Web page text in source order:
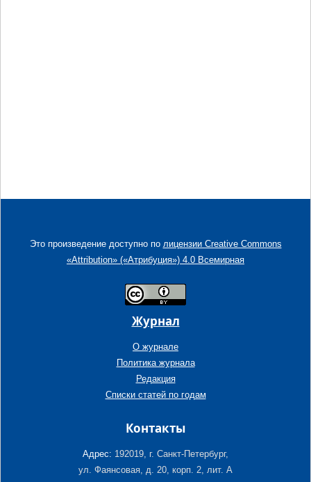
Это произведение доступно по лицензии Creative Commons
«Attribution» («Атрибуция») 4.0 Всемирная
Журнал
О журнале
Политика журнала
Редакция
Списки статей по годам
Контакты
Адрес: 192019, г. Санкт-Петербург,
ул. Фаянсовая, д. 20, корп. 2, лит. А